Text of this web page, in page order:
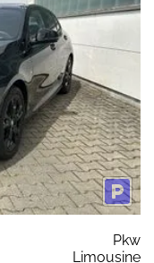
Pkw
Limousine